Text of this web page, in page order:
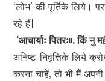
‘लोभ’ की पूर्तिके लिये।
रहे हैं]
‘आचार्याः पितरः৷৷. किं नु
अनिष्ट-निवृत्तिके लिये
करना चाहें, तो भी मैं